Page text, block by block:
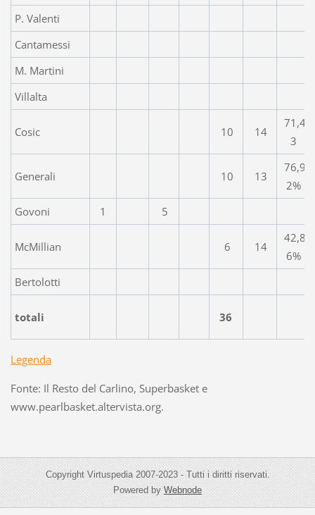
P. Valenti
Cantamessi
M. Martini
Villalta
Cosic 10 14
71,4
3
Generali 10 13
76,9
2%
Govoni
1 5
McMillian 6 14
42,8
6%
Bertolotti
totali 36
Legenda
Fonte: Il Resto del Carlino, Superbasket e
www.pearlbasket.altervista.org.
Copyright Virtuspedia 2007-2023 - Tutti i diritti riservati.
Powered byWebnode